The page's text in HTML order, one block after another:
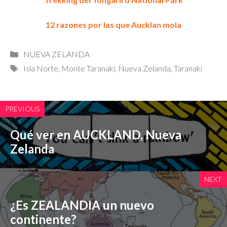
12 razones por las que Aucklan mola
Categorías
NUEVA ZELANDA
Etiquetas
Isla Norte Monte Taranaki, Nueva Zelanda Taranaki
PREVIOUS
Qué ver en AUCKLAND, Nueva
Zelanda
NEXT
¿Es ZEALANDIA un nuevo
continente?